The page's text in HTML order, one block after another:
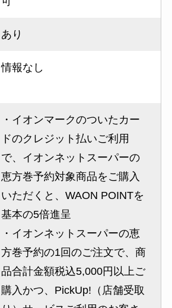
あり
情報なし
・イオンマークのついたカー
ドのクレジット払いご利用
で、イオンネットスーパーの
恵方巻予約対象商品をご購入
いただくと、WAON POINTを
基本の5倍進呈
・イオンネットスーパーの恵
方巻予約の1回のご注文で、商
品合計金額税込5,000円以上ご
購入かつ、PickUp!（店舗受取